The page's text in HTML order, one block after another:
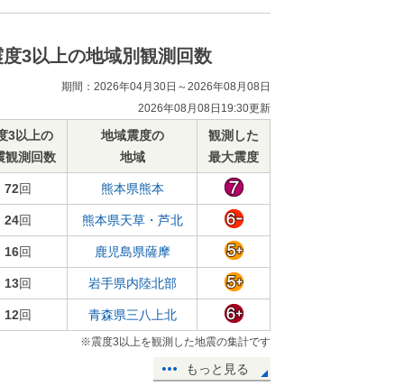
度3以上の地域別観測回数
期間：2026年04月30日～2026年08月08日
2026年08月08日19:30更新
3以上の
観測回数
地域震度の
地域
観測した
最大震度
72回 熊本県熊本
24回 熊本県天草・芦北
16回 鹿児島県薩摩
13回 岩手県内陸北部
12回 青森県三八上北
※震度3以上を観測した地震の集計です
もっと見る